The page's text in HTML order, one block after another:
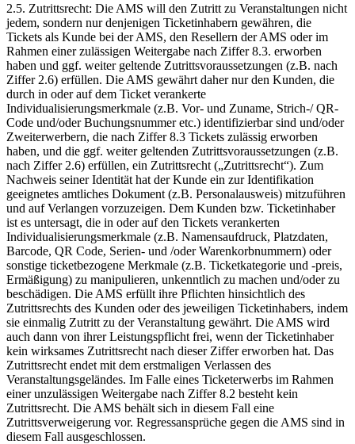
2.5. Zutrittsrecht: Die AMS will den Zutritt zu Veranstaltungen nicht
jedem, sondern nur denjenigen Ticketinhabern gewähren, die
Tickets als Kunde bei der AMS, den Resellern der AMS oder im
Rahmen einer zulässigen Weitergabe nach Ziffer 8.3. erworben
haben und ggf. weiter geltende Zutrittsvoraussetzungen (z.B. nach
Ziffer 2.6) erfüllen. Die AMS gewährt daher nur den Kunden, die
durch in oder auf dem Ticket verankerte
Individualisierungsmerkmale (z.B. Vor- und Zuname, Strich-/ QR-
Code und/oder Buchungsnummer etc.) identifizierbar sind und/oder
Zweiterwerbern, die nach Ziffer 8.3 Tickets zulässig erworben
haben, und die ggf. weiter geltenden Zutrittsvoraussetzungen (z.B.
nach Ziffer 2.6) erfüllen, ein Zutrittsrecht („Zutrittsrecht“). Zum
Nachweis seiner Identität hat der Kunde ein zur Identifikation
geeignetes amtliches Dokument (z.B. Personalausweis) mitzuführen
und auf Verlangen vorzuzeigen. Dem Kunden bzw. Ticketinhaber
ist es untersagt, die in oder auf den Tickets verankerten
Individualisierungsmerkmale (z.B. Namensaufdruck, Platzdaten,
Barcode, QR Code, Serien- und /oder Warenkorbnummern) oder
sonstige ticketbezogene Merkmale (z.B. Ticketkategorie und -preis,
Ermäßigung) zu manipulieren, unkenntlich zu machen und/oder zu
beschädigen. Die AMS erfüllt ihre Pflichten hinsichtlich des
Zutrittsrechts des Kunden oder des jeweiligen Ticketinhabers, indem
sie einmalig Zutritt zu der Veranstaltung gewährt. Die AMS wird
auch dann von ihrer Leistungspflicht frei, wenn der Ticketinhaber
kein wirksames Zutrittsrecht nach dieser Ziffer erworben hat. Das
Zutrittsrecht endet mit dem erstmaligen Verlassen des
Veranstaltungsgeländes. Im Falle eines Ticketerwerbs im Rahmen
einer unzulässigen Weitergabe nach Ziffer 8.2 besteht kein
Zutrittsrecht. Die AMS behält sich in diesem Fall eine
Zutrittsverweigerung vor. Regressansprüche gegen die AMS sind in
diesem Fall ausgeschlossen.